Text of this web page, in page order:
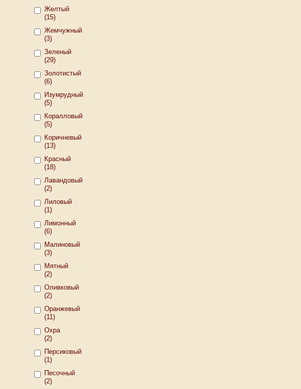
Желтый
(15)
Жемчужный
(3)
Зеленый
(29)
Золотистый
(6)
Изумрудный
(5)
Коралловый
(5)
Коричневый
(13)
Красный
(18)
Лавандовый
(2)
Лиловый
(1)
Лимонный
(6)
Малиновый
(3)
Мятный
(2)
Оливковый
(2)
Оранжевый
(11)
Охра
(2)
Персиковый
(1)
Песочный
(2)